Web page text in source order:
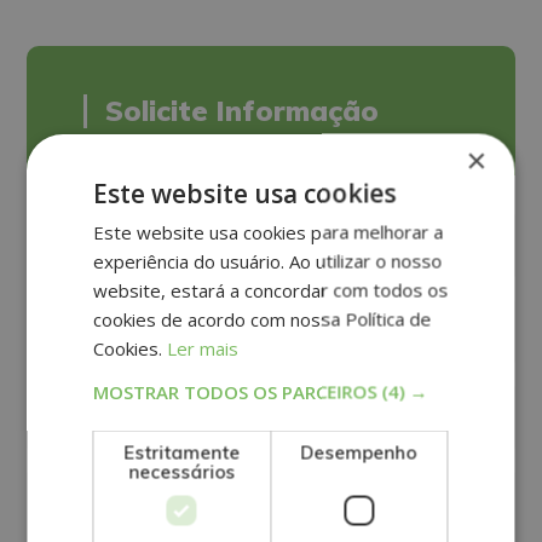
Solicite Informação
×
Este website usa cookies
Este website usa cookies para melhorar a
experiência do usuário. Ao utilizar o nosso
website, estará a concordar com todos os
cookies de acordo com nossa Política de
Cookies. Ler mais
MOSTRAR TODOS OS PARCEIROS (4) →
Estritamente
necessários
Desempenho